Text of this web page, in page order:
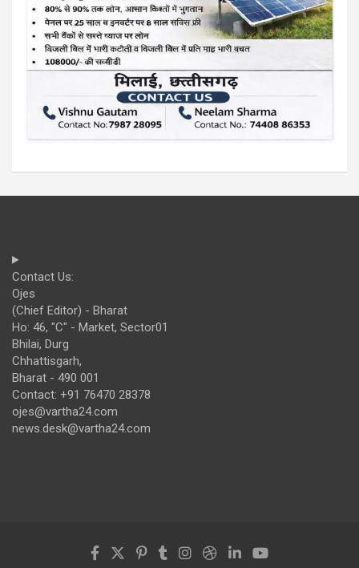
Contact Us:
Ojes
(Chief Editor) - Bharat
Ho: 46, "C" - Market, Sector01
Bhilai, Durg
Chhattisgarh,
Bharat - 490 001
Contact: +91 76470 28378
ojes@vartha24.com
news.desk@vartha24.com